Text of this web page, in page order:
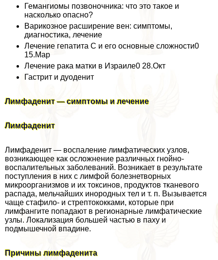
Гемангиомы позвоночника: что это такое и
насколько опасно?
Варикозное расширение вен: симптомы,
диагностика, лечение
Лечение гепатита С и его основные сложности0
15.Мар
Лечение paка матки в Израиле0 28.Окт
Гастрит и дуоденит
Лимфаденит — симптомы и лечение
Лимфаденит
Лимфаденит — воспаление лимфатических узлов,
возникающее как осложнение различных гнойно-
воспалительных заболеваний. Возникает в результате
поступления в них с лимфой болезнетворных
микроорганизмов и их токсинов, продуктов тканевого
распада, мельчайших инородных тел и т. п. Вызывается
чаще стафило- и стрептококками, которые при
лимфангите попадают в регионарные лимфатические
узлы. Локализация большей частью в паху и
подмышечной впадине.
Причины лимфаденита